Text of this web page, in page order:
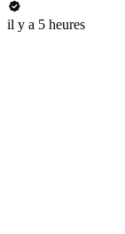
il y a 5 heures